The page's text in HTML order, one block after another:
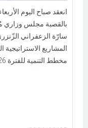
بالقصبة مجلس وزاري
سارّة الزعفراني
المشاريع
مخطط التنمية للفترة 2026-2030.